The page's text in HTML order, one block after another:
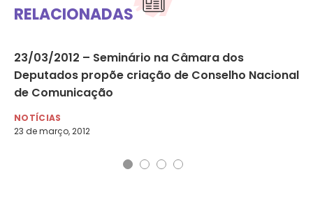
RELACIONADAS
23/03/2012 – Seminário na Câmara dos
Deputados propõe criação de Conselho Nacional
de Comunicação
NOTÍCIAS
23 de março, 2012